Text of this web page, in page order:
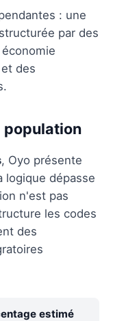
: une
par des
des
population
, Oyo présente
logique dépasse
n'est pas
les codes
des
estimé